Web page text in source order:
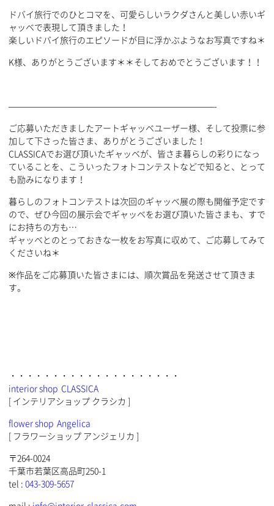
ドバイ旅行でのひとコマを、可愛らしいラクダさんと美しい赤いギ
ャッベで表現して頂きました！
楽しいドバイ旅行のエピソードが目に浮かぶようなお写真ですね＊
K様、ありがとうございます＊＊そしておめでとうございます！！
————————————————————————-
ご応募いただきましたアートギャッベユーザー様、そして投票に参
加して下さった皆さま、ありがとうございました！
CLASSICAでお選び頂いたギャッベが、皆さま暮らしの彩りになっ
ていることを、こういったフォトコンテストなどで知ると、とって
も励みになります！
暮らしのフォトコンテストは次回のギャッベ展の際も開催予定です
ので、ぜひ今回の展示会でギャッベをお選び頂いた皆さまも、すで
にお持ちの方も…
ギャッベとのとっておきな一枚をお写真に収めて、ご応募してみて
くださいね＊
※作品をご応募頂いた皆さまには、順次賞品を発送させて頂きま
す。
・・・・・・・・・・・・・・・・・・・・
interior shop CLASSICA
[ インテリアショップ クラシカ ]
flower shop Angelica
[ フラワーショップ アンジェリカ ]
〒264-0024
千葉市若葉区高品町250-1
tel : 043-309-5657